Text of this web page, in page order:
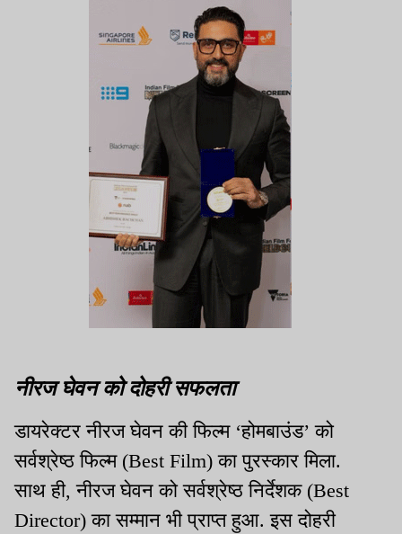
नीरज घेवन को दोहरी सफलता
डायरेक्टर नीरज घेवन की फिल्म ‘होमबाउंड’ को
सर्वश्रेष्ठ फिल्म (Best Film) का पुरस्कार मिला.
साथ ही, नीरज घेवन को सर्वश्रेष्ठ निर्देशक (Best
Director) का सम्मान भी प्राप्त हुआ. इस दोहरी